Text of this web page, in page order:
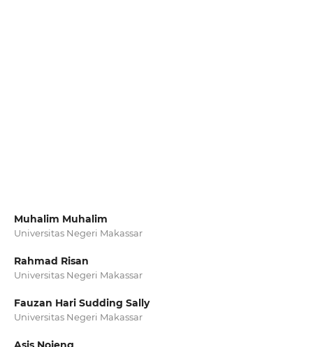
Muhalim Muhalim
Universitas Negeri Makassar
Rahmad Risan
Universitas Negeri Makassar
Fauzan Hari Sudding Sally
Universitas Negeri Makassar